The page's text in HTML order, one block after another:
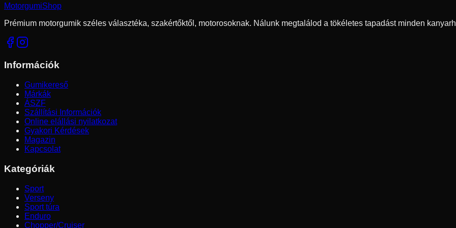
MotorgumiShop
Prémium motorgumik széles választéka, szakértőktől, motorosoknak. Nálunk megtalálod a tökéletes tapadást minden
Információk
Gumikereső
Márkák
ÁSZF
Szállítási Információk
Online elállási nyilatkozat
Gyakori Kérdések
Magazin
Kapcsolat
Kategóriák
Sport
Verseny
Sport túra
Enduro
Chopper/Cruiser